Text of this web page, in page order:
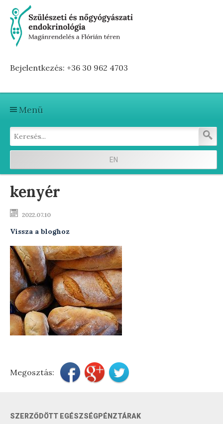
Bejelentkezés: +36 30 962 4703
Menü
Kezdőlap
Szolgáltatások
Első vizitre készülve
Terhesség előtti hormonvizsgálat
Testsúly optimalizálása
Menopauzális egészség
Modern ultrahang készülék
Távkonzultáció
Előadások
Rendelési díjak
Rólam
EN
kenyér
2022.07.10
Vissza a bloghoz
Megosztás:
SZERZŐDÖTT EGÉSZSÉGPÉNZTÁRAK